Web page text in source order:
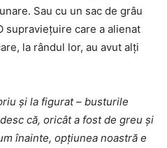
Sau cu un sac de grâu
supraviețuire care a alienat
la rândul lor, au avut alți
și la figurat – busturile
că, oricât a fost de greu și
înainte, opțiunea noastră e